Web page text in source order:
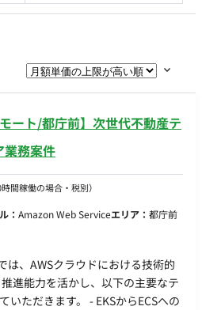
ート/都庁前】次世代不動産テ
業務案件
間稼働の場合・税別）
： Amazon Web Serviceエリア： 都庁前
は、AWSクラウドにおける技術的
進能力を活かし、以下の主要なテ
。 - EKSからECSへの